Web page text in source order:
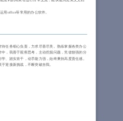
用office等常用的办公软件。
待任务细心负责，力求尽善尽美。熟练掌握各类办公
中，我善于观察思考，主动挖掘问题，凭借较强的分
、踏实肯干，动手能力强，始终秉持高度责任感。
迎接新挑战，不断突破自我。